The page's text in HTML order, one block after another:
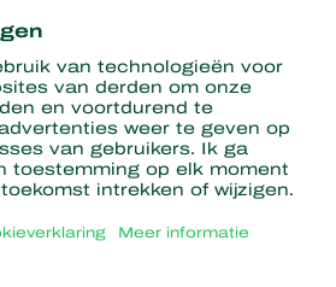
aanmelden